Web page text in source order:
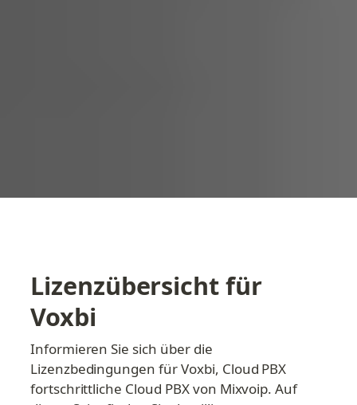
Lizenzübersicht für
Voxbi
Informieren Sie sich über die
Lizenzbedingungen für Voxbi, Cloud PBX
fortschrittliche Cloud PBX von Mixvoip. Auf